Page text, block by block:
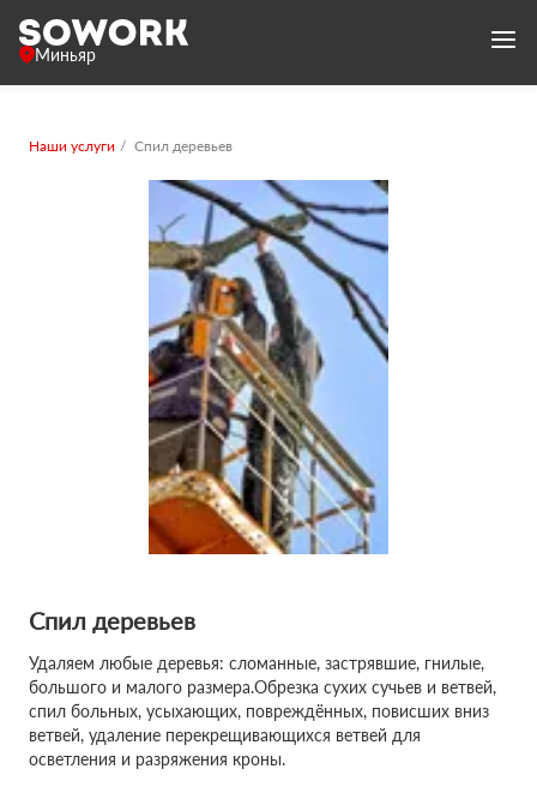
Миньяр
Наши услуги Спил деревьев
Спил деревьев
Удаляем любые деревья: сломанные, застрявшие, гнилые,
большого и малого размера.Обрезка сухих сучьев и ветвей,
спил больных, усыхающих, повреждённых, повисших вниз
ветвей, удаление перекрещивающихся ветвей для
осветления и разряжения кроны.